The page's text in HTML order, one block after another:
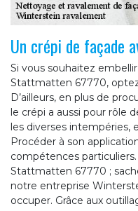
Un crépi de façade
Si vous souhaitez
Stattmatten 67770,
D’ailleurs, en plus de
le crépi a aussi pour rôle
les diverses intempéries,
Procéder à son
compétences
Stattmatten 67770 ;
notre entreprise
occuper. Grâce aux